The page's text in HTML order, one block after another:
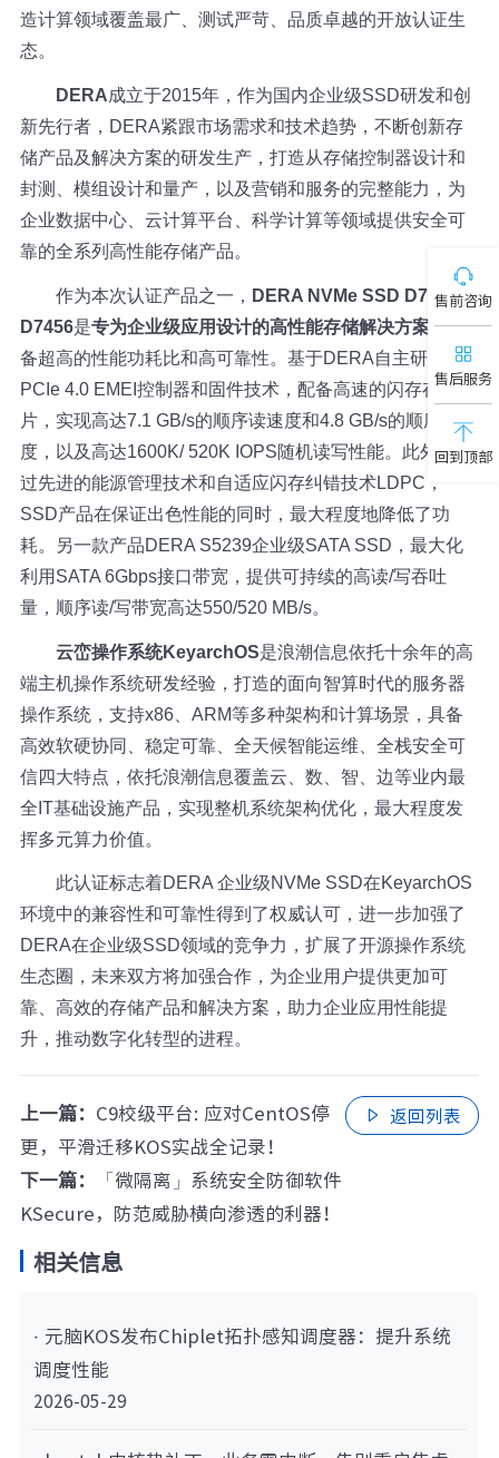
造计算领域覆盖最广、测试严苛、品质卓越的开放认证生
态。
DERA成立于2015年，作为国内企业级SSD研发和创
新先行者，DERA紧跟市场需求和技术趋势，不断创新存
储产品及解决方案的研发生产，打造从存储控制器设计和
封测、模组设计和量产，以及营销和服务的完整能力，为
企业数据中心、云计算平台、科学计算等领域提供安全可
靠的全系列高性能存储产品。
作为本次认证产品之一， DERA NVMe SSD D7436/
D7456是专为企业级应用设计的高性能存储解决方案 ，具
备超高的性能功耗比和高可靠性。基于DERA自主研发的
PCIe 4.0 EMEI控制器和固件技术，配备高速的闪存存储芯
片，实现高达7.1 GB/s的顺序读速度和4.8 GB/s的顺序写速
度，以及高达1600K/ 520K IOPS随机读写性能。此外，通
过先进的能源管理技术和自适应闪存纠错技术LDPC，
SSD产品在保证出色性能的同时，最大程度地降低了功
耗。另一款产品DERA S5239企业级SATA SSD，最大化
利用SATA 6Gbps接口带宽，提供可持续的高读/写吞吐
量，顺序读/写带宽高达550/520 MB/s。
云峦操作系统KeyarchOS是浪潮信息依托十余年的高
端主机操作系统研发经验，打造的面向智算时代的服务器
操作系统，支持x86、ARM等多种架构和计算场景，具备
高效软硬协同、稳定可靠、全天候智能运维、全栈安全可
信四大特点，依托浪潮信息覆盖云、数、智、边等业内最
全IT基础设施产品，实现整机系统架构优化，最大程度发
挥多元算力价值。
此认证标志着DERA 企业级NVMe SSD在KeyarchOS
环境中的兼容性和可靠性得到了权威认可，进一步加强了
DERA在企业级SSD领域的竞争力，扩展了开源操作系统
生态圈，未来双方将加强合作，为企业用户提供更加可
靠、高效的存储产品和解决方案，助力企业应用性能提
升，推动数字化转型的进程。
上一篇： C9校级平台: 应对CentOS停
更，平滑迁移KOS实战全记录！
下一篇：
「微隔离」系统安全防御软件
KSecure，防范威胁横向渗透的利器！
 返回列表
相关信息
· 元脑KOS发布Chiplet拓扑感知调度器：提升系统
调度性能
2026-05-29
售前咨询
售后服务
回到顶部